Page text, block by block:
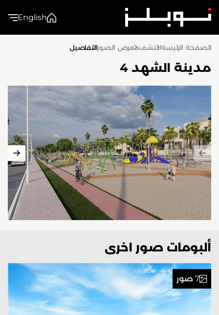
English
الصفحة الرئيسةاكتشفمعرض الصورالتفاصيل
مدينة الشهد 4
ألبومات صور اخرى
7 صور